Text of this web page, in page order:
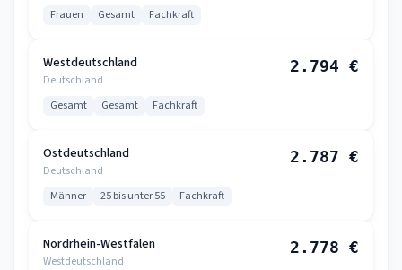
Frauen Gesamt Fachkraft
Westdeutschland
Deutschland
2.794 €
Gesamt Gesamt Fachkraft
Ostdeutschland
Deutschland
2.787 €
Männer 25 bis unter 55 Fachkraft
Nordrhein-Westfalen
Westdeutschland
2.778 €